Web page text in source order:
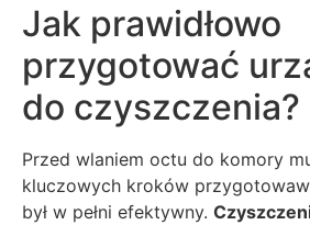
Jak prawidłowo
przygotować
do czyszczenia?
Przed wlaniem octu do komory
kluczowych kroków
był w pełni efektywny.